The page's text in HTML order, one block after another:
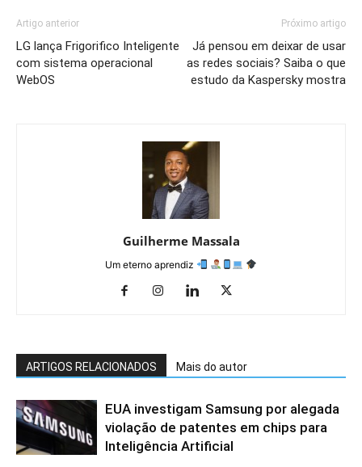
Artigo anterior
LG lança Frigorifico Inteligente
com sistema operacional
WebOS
Próximo artigo
Já pensou em deixar de usar
as redes sociais? Saiba o que
estudo da Kaspersky mostra
Guilherme Massala
Um eterno aprendiz
ARTIGOS RELACIONADOS Mais do autor
EUA investigam Samsung por alegada
violação de patentes em chips para
Inteligência Artificial